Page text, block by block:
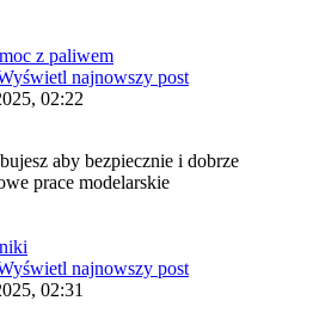
z paliwem
najnowszy post
02:22
aby bezpiecznie i dobrze
prace modelarskie
najnowszy post
02:31